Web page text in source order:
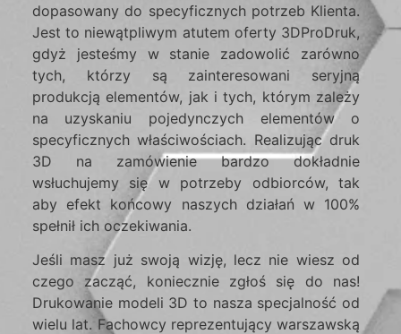
dopasowany do specyficznych potrzeb Klienta.
Jest to niewątpliwym atutem oferty 3DProDruk,
gdyż jesteśmy w stanie zadowolić zarówno
tych, którzy są zainteresowani seryjną
produkcją elementów, jak i tych, którym zależy
na uzyskaniu pojedynczych elementów o
specyficznych właściwościach. Realizując druk
3D na zamówienie bardzo dokładnie
wsłuchujemy się w potrzeby odbiorców, tak
aby efekt końcowy naszych działań w 100%
spełnił ich oczekiwania.
Jeśli masz już swoją wizję, lecz nie wiesz od
czego zacząć, koniecznie zgłoś się do nas!
Drukowanie modeli 3D to nasza specjalność od
wielu lat. Fachowcy reprezentujący warszawską